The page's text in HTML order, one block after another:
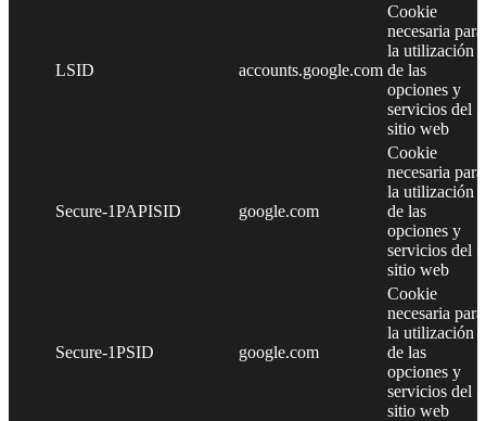
LSID accounts.google.com
Cookie
necesaria para
la utilización
de las
opciones y
servicios del
sitio web
Secure-1PAPISID google.com
Cookie
necesaria para
la utilización
de las
opciones y
servicios del
sitio web
Secure-1PSID google.com
Cookie
necesaria para
la utilización
de las
opciones y
servicios del
sitio web